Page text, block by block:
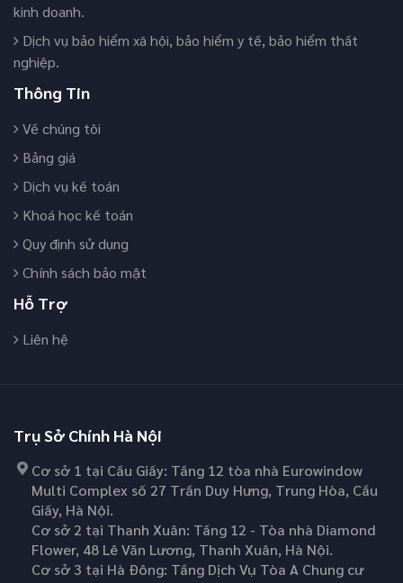
kinh doanh.
Dịch vụ bảo hiểm xã hội, bảo hiểm y tế, bảo hiểm thất
nghiệp.
Thông Tin
Về chúng tôi
Bảng giá
Dịch vụ kế toán
Khoá học kế toán
Quy định sử dụng
Chính sách bảo mật
Hỗ Trợ
Liên hệ
Trụ Sở Chính Hà Nội
Cơ sở 1 tại Cầu Giấy: Tầng 12 tòa nhà Eurowindow
Multi Complex số 27 Trần Duy Hưng, Trung Hòa, Cầu
Giấy, Hà Nội.
Cơ sở 2 tại Thanh Xuân: Tầng 12 - Tòa nhà Diamond
Flower, 48 Lê Văn Lương, Thanh Xuân, Hà Nội.
Cơ sở 3 tại Hà Đông: Tầng Dịch Vụ Tòa A Chung cư